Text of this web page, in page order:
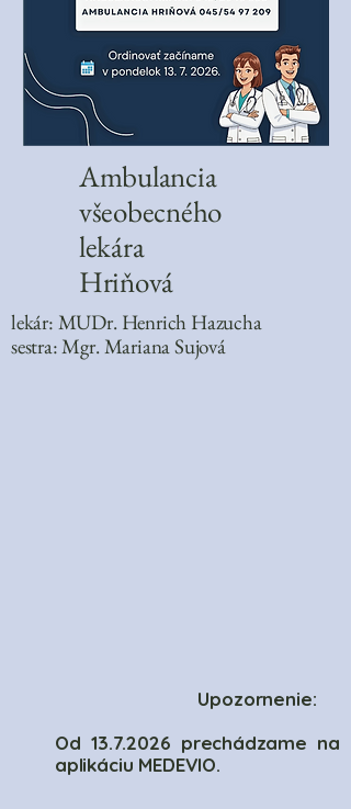
Ambulancia
všeobecného
lekára
Hriňová
lekár: MUDr. Henrich Hazucha
sestra: Mgr. Mariana Sujová
Upozornenie:
Od13.7.2026 prechádzame na
aplikáciu MEDEVIO.